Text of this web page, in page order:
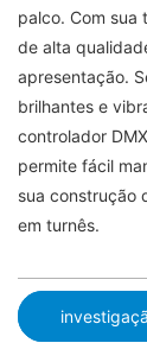
palco. Com sua
de alta
apresentação.
brilhantes e
controlador
permite fácil
sua construção
em turnês.